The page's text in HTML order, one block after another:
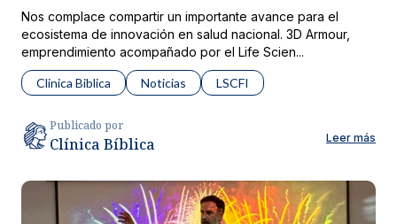
Nos complace compartir un importante avance para el
ecosistema de innovación en salud nacional. 3D Armour,
emprendimiento acompañado por el Life Scien...
Clinica Biblica Noticias LSCFI
Publicado por
Clínica Bíblica Leer más